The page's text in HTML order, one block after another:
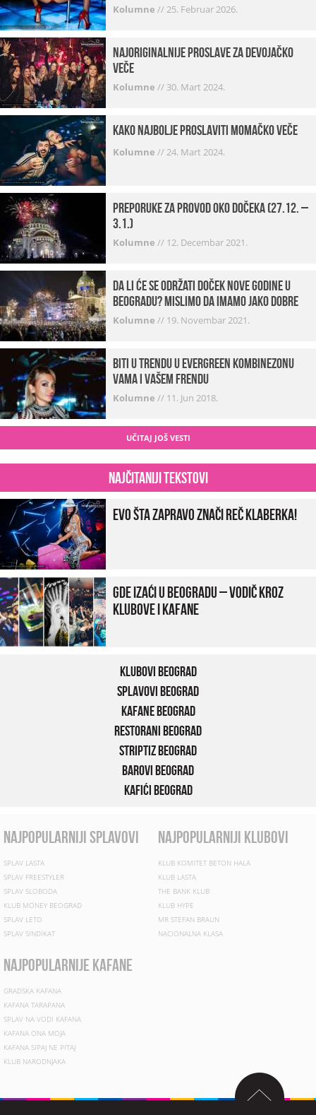
Kolumne //25. Februar 2026.
Najoriginalnije proslave za devojačko
veče
Kolumne // 30. Mart 2024.
Kako najbolje proslaviti momačko veče
Kolumne //24. Mart 2024.
Preporuke za provod oko dočeka (27.12. –
3.1.)
Kolumne // 12. Decembar 2021.
Da li će se održati doček Nove godine u
Beogradu? Mislimo da imamo jako DOBRE
VESTI!
Kolumne // 19. Novembar 2021.
Biti u trendu u Evergreen kombinezonu
vama i vašem frendu
Kolumne // 11. Jun 2018.
UČITAJ JOŠ VESTI
Najčitaniji tekstovi
Evo šta zapravo znači reč klaberka!
Gde izaći u Beogradu – vodič kroz
klubove i kafane
Klubovi Beograd
Splavovi Beograd
Kafane Beograd
Restorani Beograd
Striptiz Beograd
Barovi Beograd
Kafići Beograd
najpopularniji splavovi
SPLAV LASTA
SPLAV FREESTYLER
SPLAV SLOBODA
KLUB MONEY BEOGRAD
SPLAV LETO
SPLAV SINDIKAT
najpopularniji klubovi
KLUB KOMITET BETON HALA
KLUB LASTA
THE BANK KLUB
KLUB HYPE
MR STEFAN BRAUN
NACIONALNA KLASA
najpopularnije kafane
GRADSKA KAFANA
KAFANA TARAPANA
SPLAV NA VODI KAFANA
KAFANA ONA MOJA
KAFANA SIPAJ NE PITAJ
KLUB NARODNJAKA